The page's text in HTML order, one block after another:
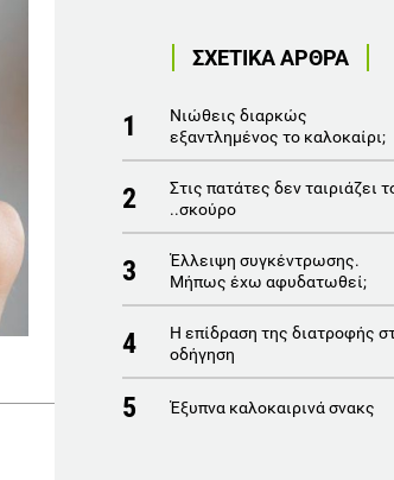
ΣΧΕΤΙΚΑ ΑΡΘΡΑ
1
Νιώθεις διαρκώς
εξαντλημένος το καλοκαίρι;
2
Στις πατάτες δεν ταιριάζει
..σκούρο
3
Έλλειψη συγκέντρωσης.
Μήπως έχω αφυδατωθεί;
4
Η επίδραση της διατροφής
οδήγηση
5 Έξυπνα καλοκαιρινά σνακς